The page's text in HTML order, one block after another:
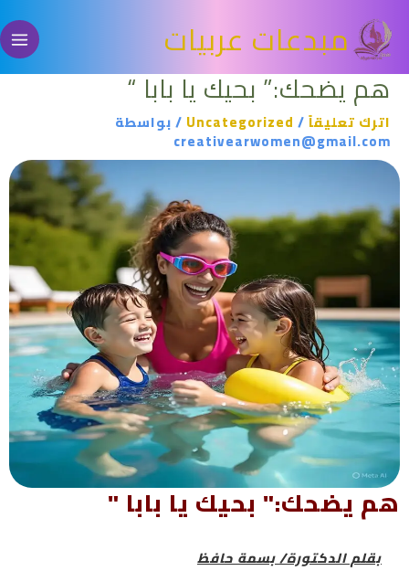
إلى
المحتوىمبدعات عربيات
هم يضحك:” بحيك يا بابا “
اترك تعليقاً/
Uncategorized / بواسطة
creativearwomen@gmail.com
هم يضحك:" بحيك يا بابا "
بقلم الدكتورة/ بسمة حافظ